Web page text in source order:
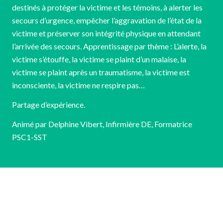
destinés à protéger la victime et les témoins, à alerter les
secours d’urgence, empêcher l’aggravation de l’état de la
victime et préserver son intégrité physique en attendant
l’arrivée des secours. Apprentissage par thème : L’alerte, la
victime s’étouffe, la victime se plaint d’un malaise, la
victime se plaint après un traumatisme, la victime est
inconsciente, la victime ne respire pas…
Partage d’expérience.
Animé par Delphine Vibert, Infirmière DE, Formatrice
PSC1-SST